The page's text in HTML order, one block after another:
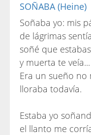
SOÑABA (Heine)
Soñaba yo: mis
de lágrimas
soñé que
y muerta te veía...
Era un sueño no
lloraba todavía.
Estaba yo
el llanto me